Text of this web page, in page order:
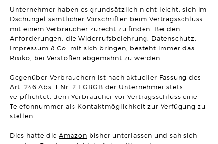
BAURECHT
Bauträger haften bei unwirksamer Abnahmeklausel 30
Jahre für Mängel
Artikel vom 12.05.2026 | David Hellmanzik
UNTERNEHMENSRECHT
Hinauskündigungsklauseln bei
Management-/Geschäftsführerbeteiligungen
Artikel vom 29.04.2026 | Hanno Stangier
AKTUELLES
Herzlichen Glückwunsch zur Verleihung des
Unternehmer haben es grundsätzlich nicht leicht, sich im
Dschungel sämtlicher Vorschriften beim Vertragsschluss
mit einem Verbraucher zurecht zu finden. Bei den
Anforderungen, die Widerrufsbelehrung, Datenschutz,
Impressum & Co. mit sich bringen, besteht immer das
Risiko, bei Verstößen abgemahnt zu werden.
Gegenüber Verbrauchern ist nach aktueller Fassung des
Art. 246 Abs. 1 Nr. 2 EGBGB der Unternehmer stets
verpflichtet, dem Verbraucher vor Vertragsschluss eine
Telefonnummer als Kontaktmöglichkeit zur Verfügung zu
stellen.
Dies hatte die Amazon bisher unterlassen und sah sich
IMPRESSUM/DATENSCHUTZ
SITEMAP